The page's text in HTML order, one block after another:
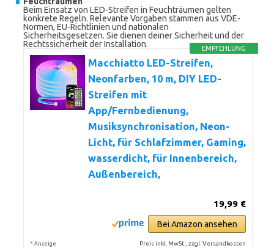
Beim Einsatz von LED-Streifen in Feuchträumen gelten
konkrete Regeln. Relevante Vorgaben stammen aus VDE-
Normen, EU-Richtlinien und nationalen
Sicherheitsgesetzen. Sie dienen deiner Sicherheit und der
Rechtssicherheit der Installation.
EMPFEHLUNG
Macchiatto LED-Streifen,
Neonfarben, 10 m, DIY LED-
Streifen mit
App/Fernbedienung,
Musiksynchronisation, Neon-
Licht, für Schlafzimmer, Gaming,
wasserdicht, für Innenbereich,
Außenbereich,
19,99 €
Bei Amazon ansehen
* Anzeige Preis inkl. MwSt., zzgl. Versandkosten